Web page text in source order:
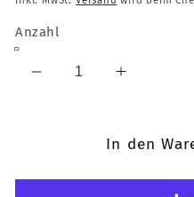
Anzahl
VerringereErhöhe
für
In den